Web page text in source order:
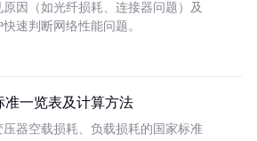
因（如光纤损耗、连接器问题）及
速判断网络性能问题。
准一览表及计算方法
器空载损耗、负载损耗的国家标准